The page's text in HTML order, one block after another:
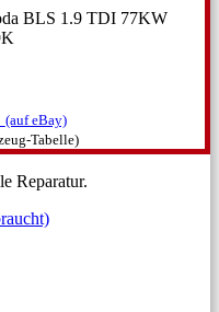
BLS 1.9 TDI 77KW
(auf eBay)
Tabelle)
Reparatur.